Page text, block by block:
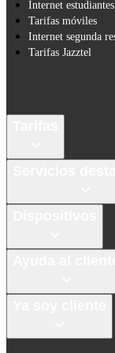
Internet estudiantes
Tarifas móviles
Internet segunda
Tarifas Jazztel